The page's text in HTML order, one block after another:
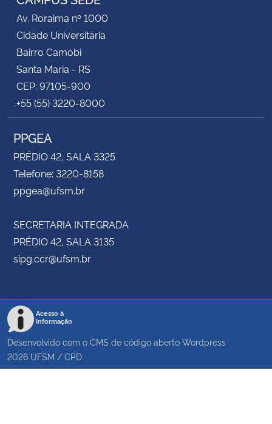
Av. Roraima nº 1000
Cidade Universitária
Bairro Camobi
Santa Maria - RS
CEP: 97105-900
+55 (55) 3220-8000
PPGEA
PRÉDIO 42, SALA 3325
Telefone: 3220-8158
ppgea@ufsm.br
SECRETARIA INTEGRADA
PRÉDIO 42, SALA 3135
sipg.ccr@ufsm.br
Acesso à
Informação
Desenvolvido com o CMS de código aberto Wordpress
2026 UFSM / CPD